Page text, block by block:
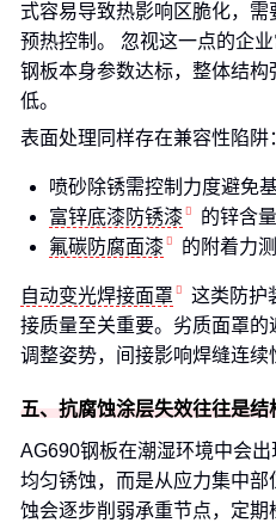
式容易导致热影响区脆化，
预热控制。 忽视这一点的企
钢板本身参数达标，整体结
低。
表面处理同样存在兼容性陷阱
喷砂除锈需控制力度避免
富锌底漆防锈漆
的锌含
氟碳防腐面漆
的附着力
自动变光焊接面罩
这类防护
接质量至关重要。劣质面罩
调整姿势，间接影响焊缝连续
五、抗腐蚀涂层失效往往是结
AG690钢板在潮湿环境中会
均匀锈蚀，而是从应力集中
蚀会逐步削弱承重节点，定